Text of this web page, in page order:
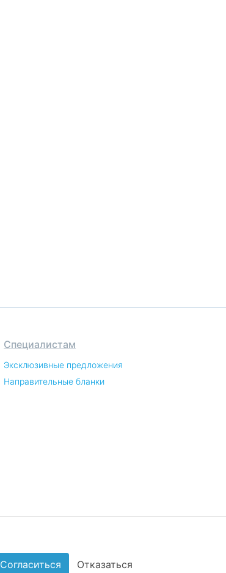
Согласиться Отказаться
Специалистам
Эксклюзивные предложения
Направительные бланки